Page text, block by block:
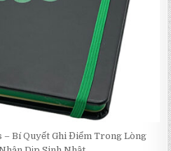
Bí Quyết Ghi Điểm Trong Lòng